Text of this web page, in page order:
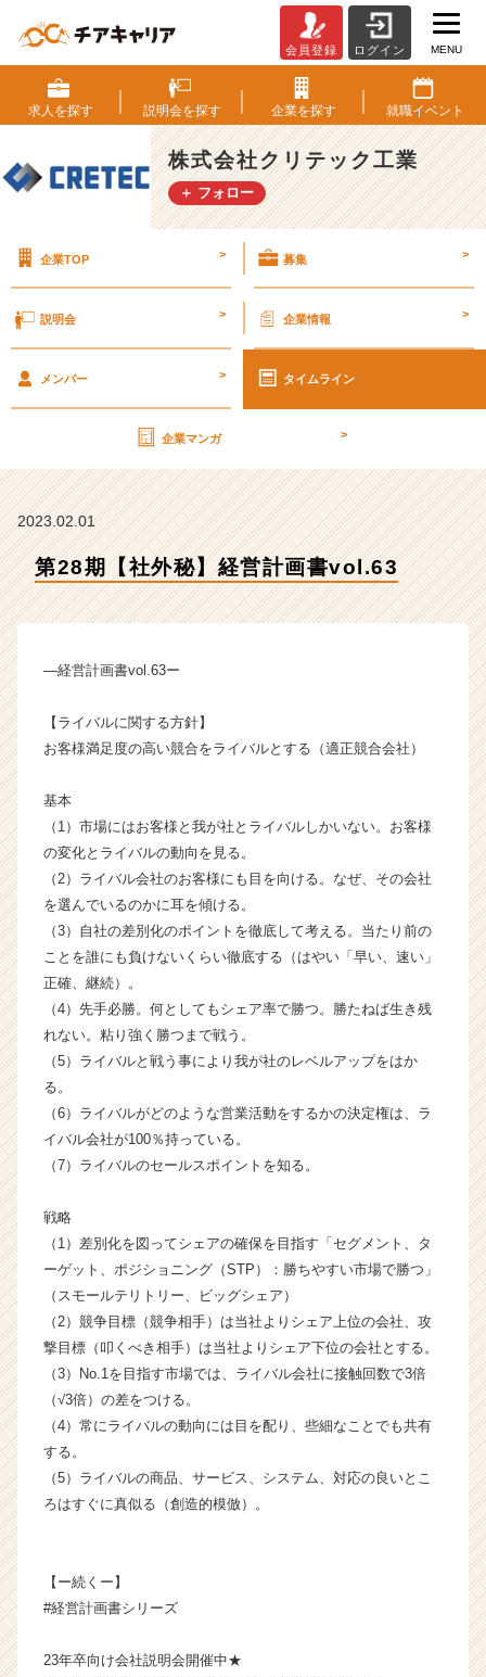
2
8
期
【社
外
秘】
画
o
【株
式
リ
テ
ク
業
タ
イ
ン】
|
ベ
ン
チ
ャ
長
企
業
ら
ウ
届
く
活
イ
ト
チ
ア
ャ
リ
e
C
会員登録 ログイン MENU
求人を探す 説明会を探す 企業を探す 就職イベント
株式会社クリテック工業
＋ フォロー
企業TOP > 募集 >
説明会 > 企業情報 >
メンバー > タイムライン
企業マンガ >
2023.02.01
第28期【社外秘】経営計画書vol.63
―経営計画書vol.63ー
【ライバルに関する方針】
お客様満足度の高い競合をライバルとする（適正競合会社）
基本
（1）市場にはお客様と我が社とライバルしかいない。お客様
の変化とライバルの動向を見る。
（2）ライバル会社のお客様にも目を向ける。なぜ、その会社
を選んでいるのかに耳を傾ける。
（3）自社の差別化のポイントを徹底して考える。当たり前の
ことを誰にも負けないくらい徹底する（はやい「早い、速い」
正確、継続）。
（4）先手必勝。何としてもシェア率で勝つ。勝たねば生き残
れない。粘り強く勝つまで戦う。
（5）ライバルと戦う事により我が社のレベルアップをはか
る。
（6）ライバルがどのような営業活動をするかの決定権は、ラ
イバル会社が100％持っている。
（7）ライバルのセールスポイントを知る。
戦略
（1）差別化を図ってシェアの確保を目指す「セグメント、タ
ーゲット、ポジショニング（STP）：勝ちやすい市場で勝つ」
（スモールテリトリー、ビッグシェア）
（2）競争目標（競争相手）は当社よりシェア上位の会社、攻
撃目標（叩くべき相手）は当社よりシェア下位の会社とする。
（3）No.1を目指す市場では、ライバル会社に接触回数で3倍
（√3倍）の差をつける。
（4）常にライバルの動向には目を配り、些細なことでも共有
する。
（5）ライバルの商品、サービス、システム、対応の良いとこ
ろはすぐに真似る（創造的模倣）。
【ー続くー】
#経営計画書シリーズ
23年卒向け会社説明会開催中★